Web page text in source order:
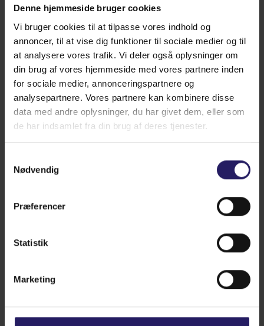
Denne hjemmeside bruger cookies
Vi bruger cookies til at tilpasse vores indhold og
annoncer, til at vise dig funktioner til sociale medier og til
at analysere vores trafik. Vi deler også oplysninger om
din brug af vores hjemmeside med vores partnere inden
for sociale medier, annonceringspartnere og
analysepartnere. Vores partnere kan kombinere disse
data med andre oplysninger, du har givet dem, eller som
de har indsamlet fra din brug af deres tjenester.
Nødvendig
Præferencer
Statistik
Marketing
Hvad leder du efter?
Fokus på omsorg og tryghed
Vi er en klinik i Aarhus der gør alt for at være
ekstremt omsorgsfulde og sikrer os, at både ejer
og dyr føler sig velkommen og godt behandlet i
vores dyreklinik. Efter en behandling af en af
vores erfarne dyrlæger, vil der altid være en
veterinærsygeplejerske til stede til at holde øje
med at alt er, som det skal være med dit kæledyr.